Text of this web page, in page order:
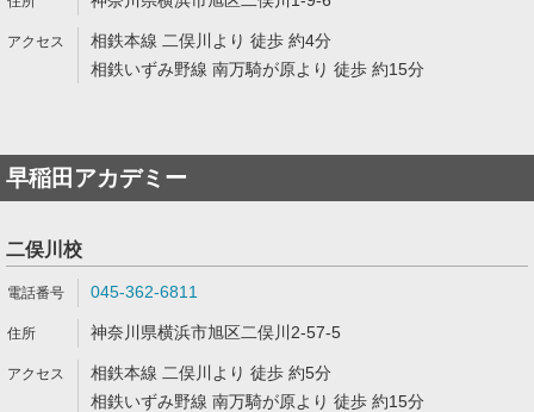
相鉄本線 二俣川より 徒歩 約4分
相鉄いずみ野線 南万騎が原より 徒歩 約15分
早稲田アカデミー
二俣川校
045-362-6811
神奈川県横浜市旭区二俣川2-57-5
相鉄本線 二俣川より 徒歩 約5分
相鉄いずみ野線 南万騎が原より 徒歩 約15分